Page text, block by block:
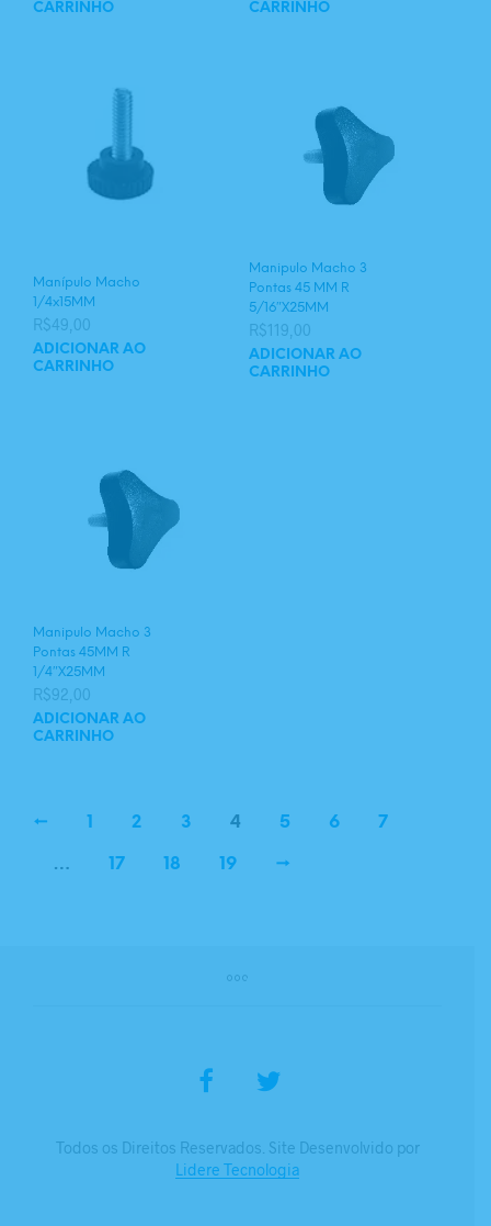
CARRINHO
CARRINHO
Manípulo Macho
1/4x15MM
R$49,00
ADICIONAR AO
CARRINHO
Manipulo Macho 3
Pontas 45 MM R
5/16″X25MM
R$119,00
ADICIONAR AO
CARRINHO
Manipulo Macho 3
Pontas 45MM R
1/4″X25MM
R$92,00
ADICIONAR AO
CARRINHO
← 1 2 3 4 5 6 7
… 17 18 19 →
Todos os Direitos Reservados. Site Desenvolvido por
Lidere Tecnologia